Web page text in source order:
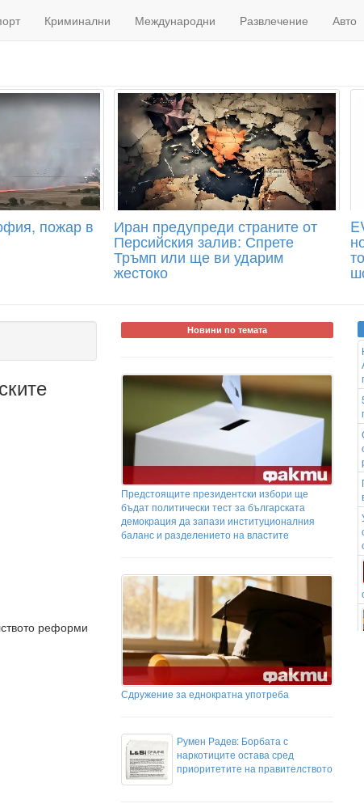
Криминални Международни Развлечение Авто
пожар в Иран предупреди страните от
Персийския залив: Спрете
Тръмп или ще ви ударим
жестоко
реформи
Новини по темата
Предстоящите президентски избори ще
бъдат политически тест за българската
демокрация да запази институционалния
баланс и разделението на властите
Сдружение за еднократна употреба
Румен Радев: Борбата с
наркотиците остава сред
приоритетите на правителството